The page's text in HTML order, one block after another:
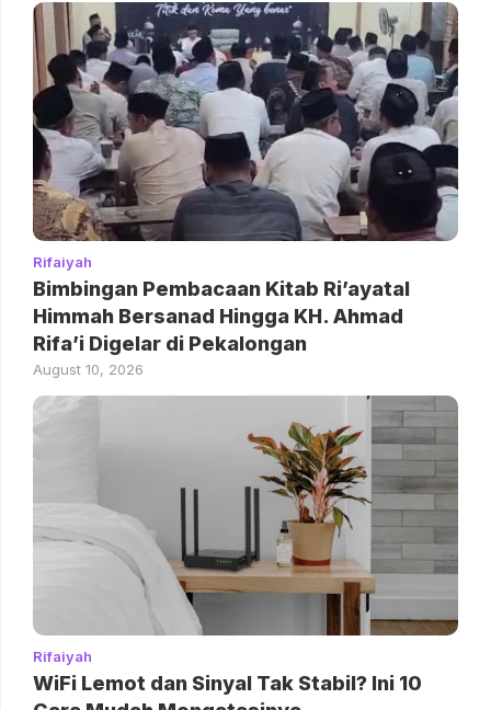
Rifaiyah
Bimbingan Pembacaan Kitab Ri’ayatal
Himmah Bersanad Hingga KH. Ahmad
Rifa’i Digelar di Pekalongan
August 10, 2026
Rifaiyah
WiFi Lemot dan Sinyal Tak Stabil? Ini 10